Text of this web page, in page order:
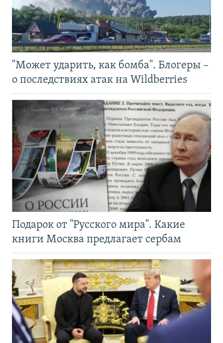
"Может ударить, как бомба". Блогеры –
о последствиях атак на Wildberries
Подарок от "Русского мира". Какие
книги Москва предлагает сербам